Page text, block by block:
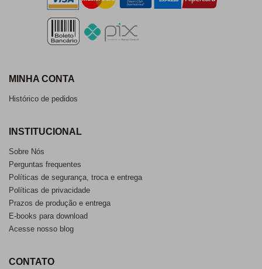
MINHA CONTA
Histórico de pedidos
INSTITUCIONAL
Sobre Nós
Perguntas frequentes
Políticas de segurança, troca e entrega
Políticas de privacidade
Prazos de produção e entrega
E-books para download
Acesse nosso blog
CONTATO